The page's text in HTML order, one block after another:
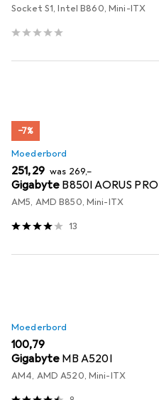
Socket S1, Intel B860, Mini-ITX
−7%
Moederbord
EUR
251,29 was EUR
269,–
Gigabyte B850I AORUS PRO
AM5, AMD B850, Mini-ITX
13
Moederbord
EUR
100,79
Gigabyte MB A520I
AM4, AMD A520, Mini-ITX